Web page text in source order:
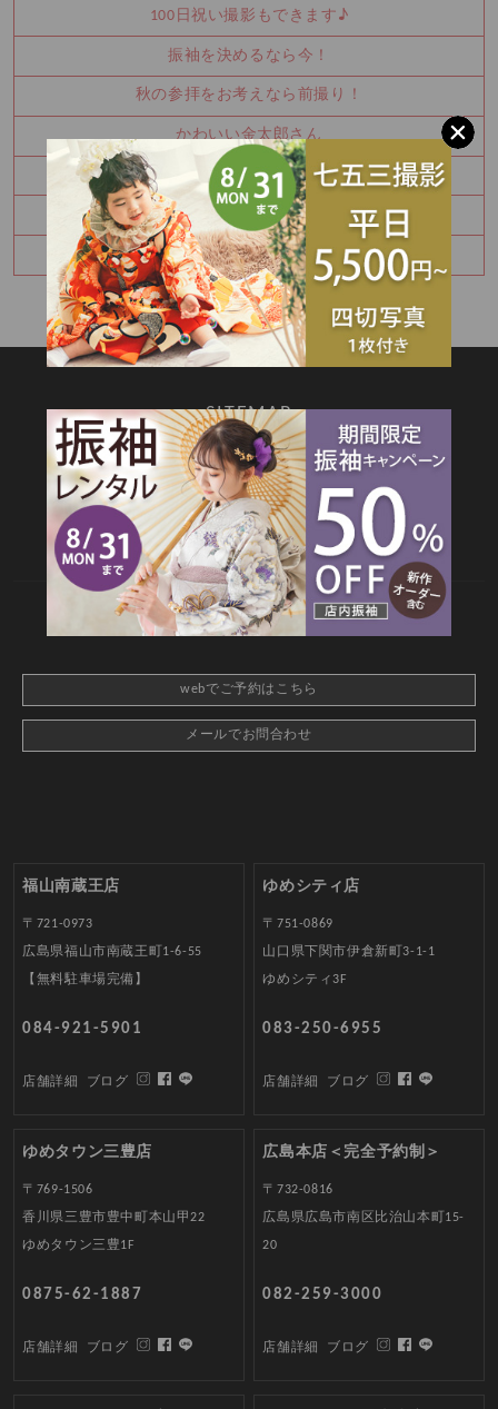
100日祝い撮影もできます♪
振袖を決めるなら今！
秋の参拝をお考えなら前撮り！
かわいい金太郎さん
夏休み中に振袖を決めませんか？
お宮参り・百日祝いはご家族撮影もおすすめです
七五三8月キャンペーン✨
SITEMAP
TOP 新着情報
撮影メニュー
料金・商品
キャンペーン
衣装カタログ
店舗情報
よくあるご質問
お問合せ
web撮影予約
CONTACT
webでご予約はこちら
メールでお問合わせ
福山南蔵王店
〒721-0973
広島県福山市南蔵王町1-6-55
【無料駐車場完備】
084-921-5901
店舗詳細 ブログ
ゆめシティ店
〒751-0869
山口県下関市伊倉新町3-1-1
ゆめシティ3F
083-250-6955
店舗詳細 ブログ
ゆめタウン三豊店
〒769-1506
香川県三豊市豊中町本山甲22
ゆめタウン三豊1F
0875-62-1887
店舗詳細 ブログ
広島本店＜完全予約制＞
〒732-0816
広島県広島市南区比治山本町15-
20
082-259-3000
店舗詳細 ブログ